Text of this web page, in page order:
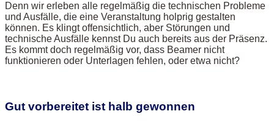
Denn wir erleben alle regelmäßig die technischen Probleme
und Ausfälle, die eine Veranstaltung holprig gestalten
können. Es klingt offensichtlich, aber Störungen und
technische Ausfälle kennst Du auch bereits aus der Präsenz.
Es kommt doch regelmäßig vor, dass Beamer nicht
funktionieren oder Unterlagen fehlen, oder etwa nicht?
Gut vorbereitet ist halb gewonnen